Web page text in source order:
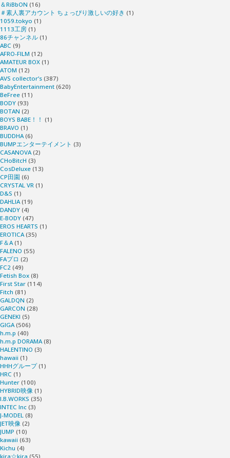
＆RiBbON (16)
＃素人裏アカウント ちょっぴり激しいの好き (1)
1059.tokyo (1)
1113工房 (1)
86チャンネル (1)
ABC (9)
AFRO-FILM (12)
AMATEUR BOX (1)
ATOM (12)
AVS collector’s (387)
BabyEntertainment (620)
BeFree (11)
BODY (93)
BOTAN (2)
BOYS BABE！！ (1)
BRAVO (1)
BUDDHA(6)
BUMPエンターテイメント (3)
CASANOVA(2)
CHoBitcH (3)
CosDeluxe (13)
CP田園 (6)
CRYSTAL VR (1)
D&S (1)
DAHLIA(19)
DANDY (4)
E-BODY (47)
EROS HEARTS (1)
EROTICA(35)
F＆A(1)
FALENO (55)
FAプロ (2)
FC2 (49)
Fetish Box (8)
First Star (114)
Fitch (81)
GALDQN (2)
GARCON (28)
GENEKI (5)
GIGA(506)
h.m.p (40)
h.m.p DORAMA(8)
HALENTINO (3)
hawaii (1)
HHHグループ(1)
HRC (1)
Hunter (100)
HYBRID映像 (1)
I.B.WORKS (35)
INTEC Inc (3)
J-MODEL (8)
JET映像 (2)
JUMP (10)
kawaii (63)
Kichu (4)
kira☆kira (55)